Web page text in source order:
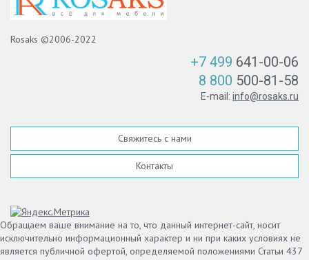
Rosaks ©2006-2022
+7 499 641-00-06
8 800 500-81-58
E-mail: info@rosaks.ru
Свяжитесь с нами
Контакты
Обращаем ваше внимание на то, что данный интернет-сайт, носит
исключительно информационный характер и ни при каких условиях не
является публичной офертой, определяемой положениями Статьи 437